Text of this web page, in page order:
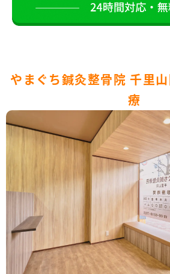
やまぐち鍼灸整骨院 千里
療